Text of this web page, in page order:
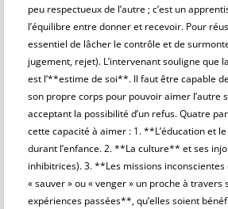
peu respectueux de l’autre ; c’est un
l’équilibre entre donner et recevoir. Pour
essentiel de lâcher le contrôle et de
jugement, rejet). L’intervenant souligne que
est l’**estime de soi**. Il faut être capable
son propre corps pour pouvoir aimer l’autre
acceptant la possibilité d’un refus. Quatre
cette capacité à aimer : 1. **L’éducation et
durant l’enfance. 2. **La culture** et ses
inhibitrices). 3. **Les missions
« sauver » ou « venger » un proche à
expériences passées**, qu’elles soient